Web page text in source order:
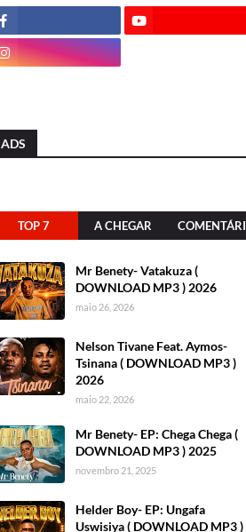
ADS
TOP 7 A CHEGAR COMENTÁRI
Mr Benety- Vatakuza (
DOWNLOAD MP3 ) 2026
maio 26, 2026
Nelson Tivane Feat. Aymos-
Tsinana ( DOWNLOAD MP3 )
2026
maio 22, 2026
Mr Benety- EP: Chega Chega (
DOWNLOAD MP3 ) 2025
novembro 21, 2025
Helder Boy- EP: Ungafa
Uswisiya ( DOWNLOAD MP3 )